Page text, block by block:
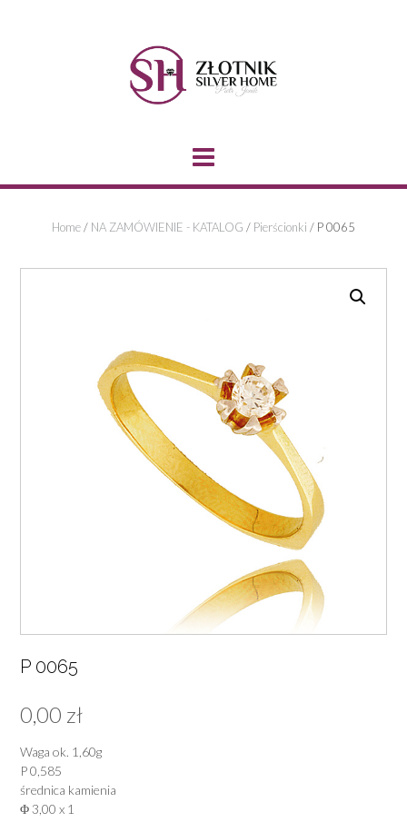
Home/ NA ZAMÓWIENIE - KATALOG / Pierścionki / P 0065
P 0065
0,00 zł
Waga ok. 1,60g
P 0,585
średnica kamienia
Φ 3,00 x 1